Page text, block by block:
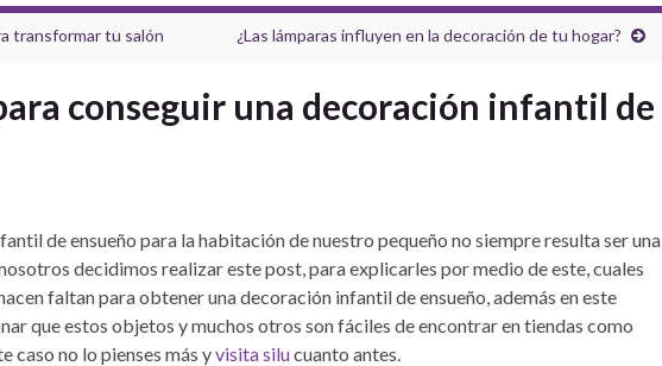
transformar tu salón ¿Las lámparas influyen en la decoración de tu hogar?
conseguir una decoración infantil de
de ensueño para la habitación de nuestro pequeño no siempre resulta ser una
decidimos realizar este post, para explicarles por medio de este, cuales
faltan para obtener una decoración infantil de ensueño, además en este
que estos objetos y muchos otros son fáciles de encontrar en tiendas como
caso no lo pienses más yvisita silucuanto antes.